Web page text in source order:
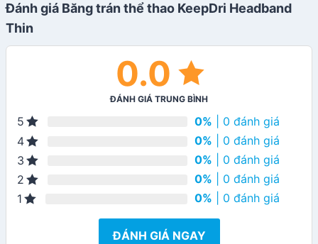
Đánh giá Băng trán thể thao KeepDri Headband
Thin
0.0
ĐÁNH GIÁ TRUNG BÌNH
5 0% | 0 đánh giá
4
0% | 0 đánh giá
3
0% | 0 đánh giá
2
0% | 0 đánh giá
1
0% | 0 đánh giá
ĐÁNH GIÁ NGAY